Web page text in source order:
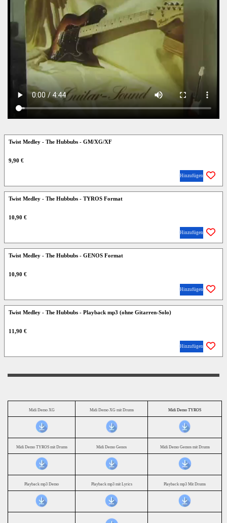
Twist Medley - The Hubbubs - GM/XG/XF
9,90 €
Hinzufügen
Twist Medley - The Hubbubs - TYROS Format
10,90 €
Hinzufügen
Twist Medley - The Hubbubs - GENOS Format
10,90 €
Hinzufügen
Twist Medley - The Hubbubs - Playback mp3 (ohne Gitarren-Solo)
11,90 €
Hinzufügen
Midi Demo XG Midi Demo XG mit Drums Midi Demo TYROS
Midi Demo TYROS mit Drums Midi Demo Genos Midi Demo Gemos mit Drums
Playback mp3 Demo Playback mp3 mit Lyrics Playback mp3 Mit Drums